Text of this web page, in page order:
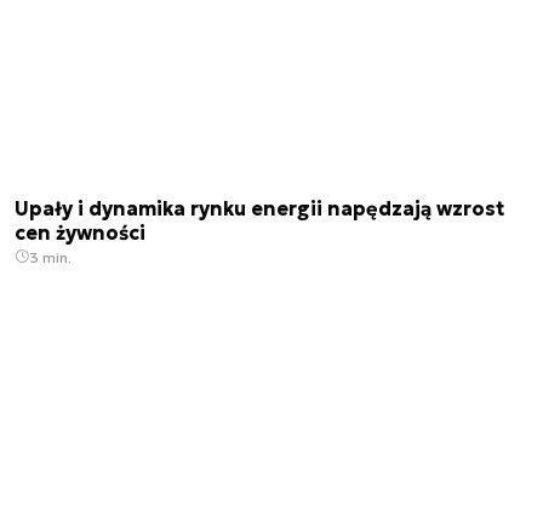
Upały i dynamika rynku energii napędzają wzrost
cen żywności
3 min.